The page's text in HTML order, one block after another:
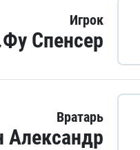
Игрок
Спенсер
Вратарь
Александр